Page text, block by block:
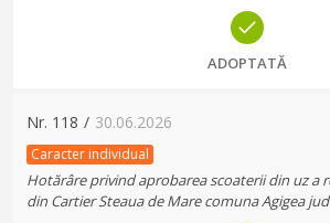
ADOPTATĂ
Nr. 118 / 30.06.2026
Caracter individual
Hotărâre privind aprobarea scoaterii din uz a
din Cartier Steaua de Mare comuna Agigea